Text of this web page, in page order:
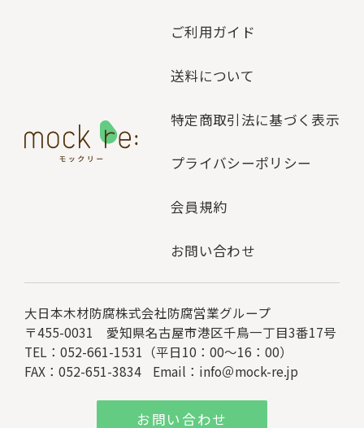
ご利用ガイド
送料について
特定商取引法に基づく表示
プライバシーポリシー
会員規約
お問い合わせ
大日本木材防腐株式会社防腐営業グループ
〒455-0031 愛知県名古屋市港区千鳥一丁目3番17号
TEL：052-661-1531（平日10：00～16：00）
FAX：052-651-3834
Email： info＠mock-re.jp
お問い合わせ